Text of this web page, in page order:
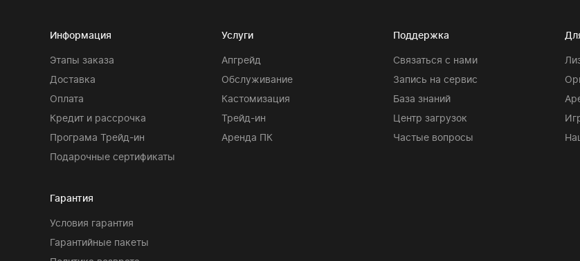
Информация
Этапы заказа
Доставка
Оплата
Кредит и рассрочка
Програма Трейд-ин
Подарочные сертификаты
Гарантия
Условия гарантия
Гарантийные пакеты
Услуги
Апгрейд
Обслуживание
Кастомизация
Трейд-ин
Аренда ПК
Поддержка
Связаться с нами
Запись на сервис
База знаний
Центр загрузок
Частые вопросы